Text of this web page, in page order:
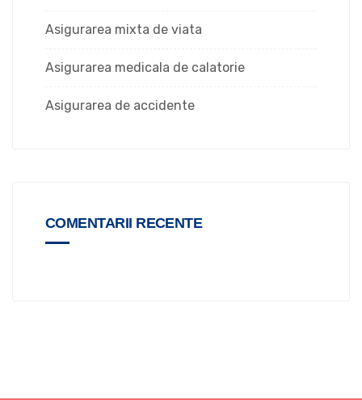
Asigurarea mixta de viata
Asigurarea medicala de calatorie
Asigurarea de accidente
COMENTARII RECENTE